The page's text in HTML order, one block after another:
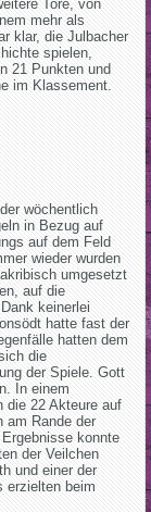
Tore, von
mehr als
klar, die Julbacher
spielen,
21 Punkten und
im Klassement.
wöchentlich
in Bezug auf
auf dem Feld
wieder wurden
umgesetzt
auf die
keinerlei
hatte fast der
hatten dem
die
der Spiele. Gott
In einem
die 22 Akteure auf
am Rande der
konnte
der Veilchen
und einer der
erzielten beim